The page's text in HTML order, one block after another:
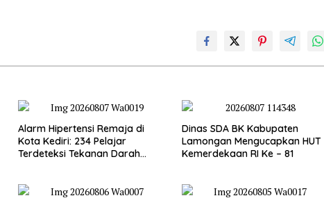
Alarm Hipertensi Remaja di
Kota Kediri: 234 Pelajar
Terdeteksi Tekanan Darah
Dinas SDA BK Kabupaten
Lamongan Mengucapkan HUT
Kemerdekaan RI Ke – 81